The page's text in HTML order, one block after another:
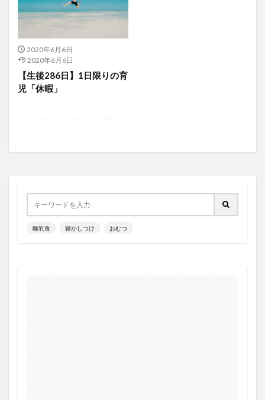
2020年6月6日
2020年6月6日
【生後286日】1日限りの育
児「休暇」
離乳食 寝かしつけ おむつ